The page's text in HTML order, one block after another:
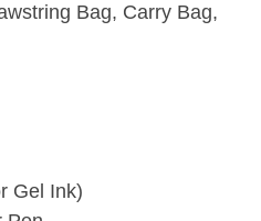
Bag, Carry Bag,
Gel Ink)